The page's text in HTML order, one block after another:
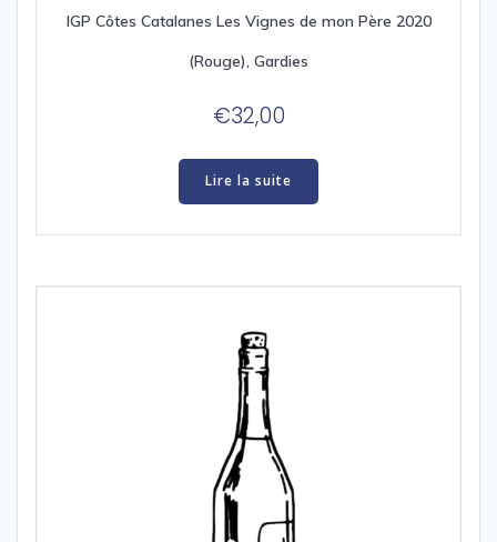
IGP Côtes Catalanes Les Vignes de mon Père 2020
(Rouge), Gardies
€32,00
Lire la suite